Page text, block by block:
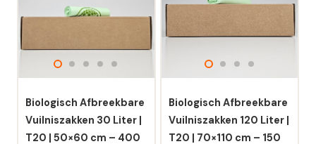
Biologisch Afbreekbare
Vuilniszakken 30 Liter |
T20 | 50×60 cm – 400
Biologisch Afbreekbare
Vuilniszakken 120 Liter |
T20 | 70×110 cm – 150